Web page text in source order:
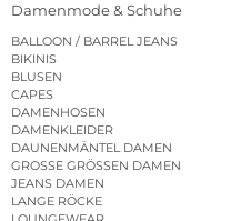
Damenmode & Schuhe
BALLOON / BARREL JEANS
BIKINIS
BLUSEN
CAPES
DAMENHOSEN
DAMENKLEIDER
DAUNENMÄNTEL DAMEN
GROSSE GRÖSSEN DAMEN
JEANS DAMEN
LANGE RÖCKE